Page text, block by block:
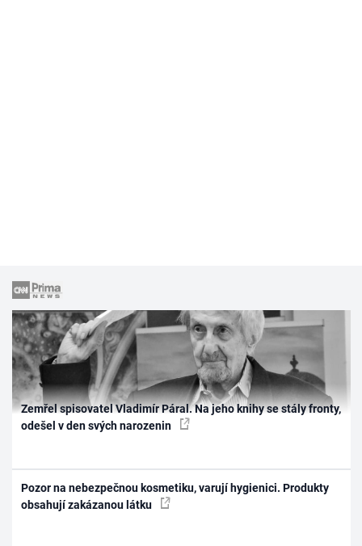
Zemřel spisovatel Vladimír Páral. Na jeho knihy se stály fronty,
odešel v den svých narozenin
Pozor na nebezpečnou kosmetiku, varují hygienici. Produkty
obsahují zakázanou látku